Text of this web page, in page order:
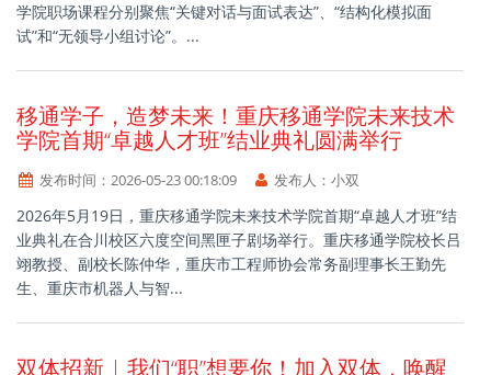
学院职场课程分别聚焦“关键对话与面试表达”、“结构化模拟面
试”和“无领导小组讨论”。...
移通学子，造梦未来！重庆移通学院未来技术
学院首期“卓越人才班”结业典礼圆满举行
发布时间： 2026-05-23 00:18:09 发布人： 小双
2026年5月19日，重庆移通学院未来技术学院首期“卓越人才班”结
业典礼在合川校区六度空间黑匣子剧场举行。重庆移通学院校长吕
翊教授、副校长陈仲华，重庆市工程师协会常务副理事长王勤先
生、重庆市机器人与智...
双体招新 | 我们“职”想要你！加入双体，唤醒